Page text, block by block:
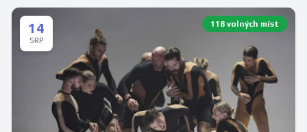
14
SRP
118 volných míst